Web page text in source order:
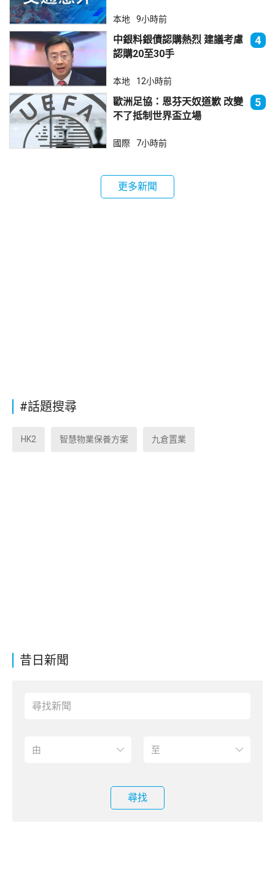
昔日新聞
尋找
本地 9小時前
中銀料銀債認購熱烈 建議考慮
認購20至30手
4
本地 12小時前
歐洲足協：恩芬天奴道歉 改變
不了抵制世界盃立場
5
國際 7小時前
更多新聞
#話題搜尋
HK2 智慧物業保養方案 九倉置業